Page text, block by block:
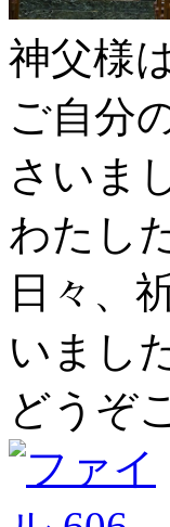
神父様
ご自分
さいま
わたし
日々、
いまし
どうぞ